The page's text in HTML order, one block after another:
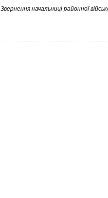
Звернення начальниці районної